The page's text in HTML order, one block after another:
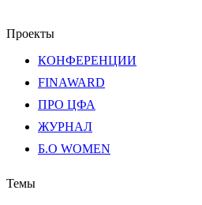
Проекты
КОНФЕРЕНЦИИ
FINAWARD
ПРО ЦФА
ЖУРНАЛ
Б.О WOMEN
Темы